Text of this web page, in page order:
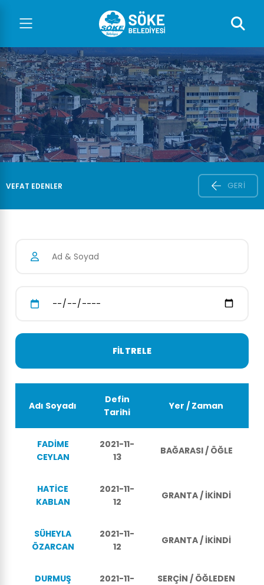
VEFAT EDENLER GERI
Adı Soyadı
Defin
Tarihi
Yer / Zaman
FADİME
CEYLAN
2021-11-
13
BAĞARASI / ÖĞLE
HATİCE
KABLAN
2021-11-
12
GRANTA / İKİNDİ
SÜHEYLA
ÖZARCAN
2021-11-
12
GRANTA / İKİNDİ
DURMUŞ
2021-11-
SERÇİN / ÖĞLEDEN